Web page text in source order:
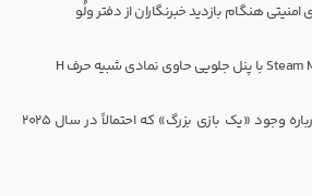
هنگام بازدید خبرنگاران از دفتر ولُو
تایید چند فرد معتبر درباره وجود «یک بازی بزرگ» که احتمالاً در سال ۲۰۲۵